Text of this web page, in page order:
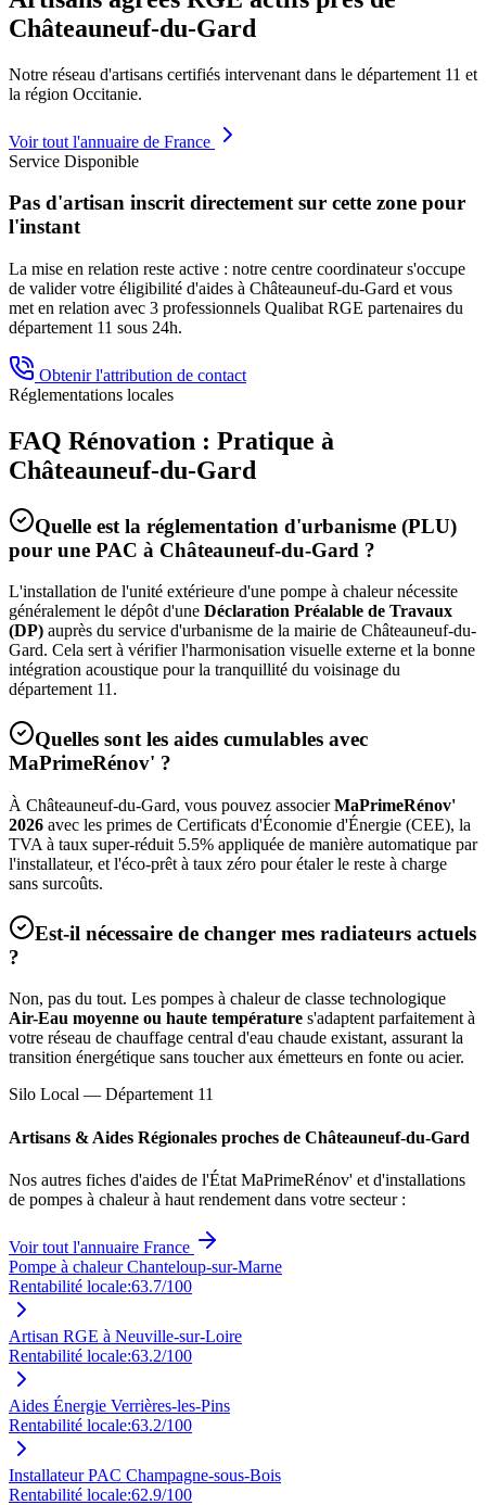
Châteauneuf-du-Gard
Notre réseau d'artisans certifiés intervenant dans le département 11 et
la région Occitanie.
Voir tout l'annuaire de France
Service Disponible
Pas d'artisan inscrit directement sur cette zone pour
l'instant
La mise en relation reste active : notre centre coordinateur s'occupe
de valider votre éligibilité d'aides à Châteauneuf-du-Gard et vous
met en relation avec 3 professionnels Qualibat RGE partenaires du
département 11 sous 24h.
Obtenir l'attribution de contact
Réglementations locales
FAQ Rénovation : Pratique à
Châteauneuf-du-Gard
Quelle est la réglementation d'urbanisme (PLU)
pour une PAC à Châteauneuf-du-Gard ?
L'installation de l'unité extérieure d'une pompe à chaleur nécessite
généralement le dépôt d'une Déclaration Préalable de Travaux
(DP) auprès du service d'urbanisme de la mairie de Châteauneuf-du-
Gard. Cela sert à vérifier l'harmonisation visuelle externe et la bonne
intégration acoustique pour la tranquillité du voisinage du
département 11.
Quelles sont les aides cumulables avec
MaPrimeRénov' ?
À Châteauneuf-du-Gard, vous pouvez associerMaPrimeRénov'
2026 avec les primes de Certificats d'Économie d'Énergie (CEE), la
TVA à taux super-réduit 5.5% appliquée de manière automatique par
l'installateur, et l'éco-prêt à taux zéro pour étaler le reste à charge
sans surcoûts.
Est-il nécessaire de changer mes radiateurs actuels
?
Non, pas du tout. Les pompes à chaleur de classe technologique
Air-Eau moyenne ou haute température s'adaptent parfaitement à
votre réseau de chauffage central d'eau chaude existant, assurant la
transition énergétique sans toucher aux émetteurs en fonte ou acier.
Silo Local — Département 11
Artisans & Aides Régionales proches de Châteauneuf-du-Gard
Nos autres fiches d'aides de l'État MaPrimeRénov' et d'installations
de pompes à chaleur à haut rendement dans votre secteur :
Voir tout l'annuaire France
Pompe à chaleur Chanteloup-sur-Marne
Rentabilité locale:63.7/100
Artisan RGE à Neuville-sur-Loire
Rentabilité locale:63.2/100
Aides Énergie Verrières-les-Pins
Rentabilité locale:63.2/100
Installateur PAC Champagne-sous-Bois
Rentabilité locale:62.9/100